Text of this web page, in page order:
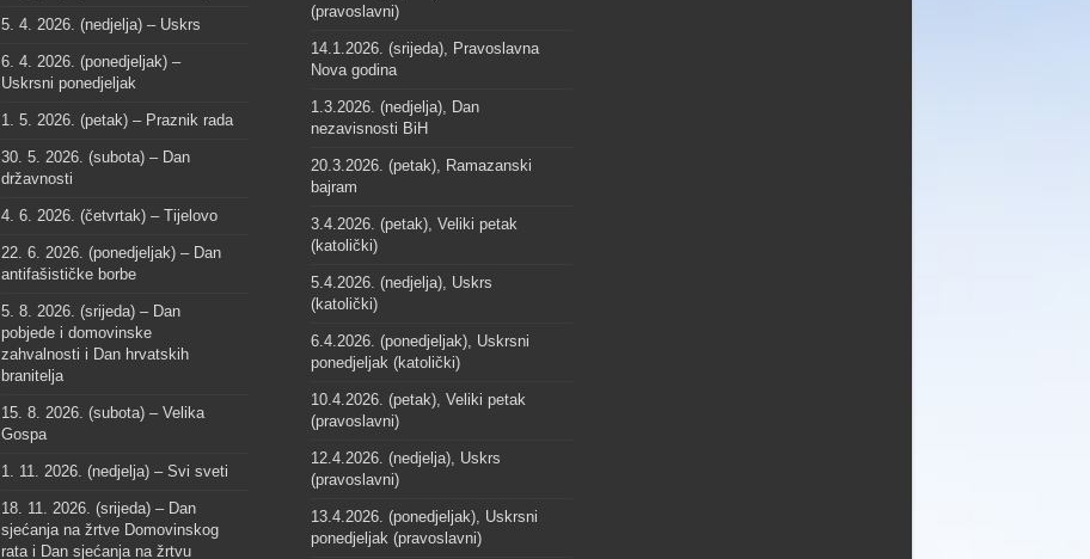
5. 4. 2026. (nedjelja) – Uskrs
6. 4. 2026. (ponedjeljak) –
Uskrsni ponedjeljak
1. 5. 2026. (petak) – Praznik rada
30. 5. 2026. (subota) – Dan
državnosti
4. 6. 2026. (četvrtak) – Tijelovo
22. 6. 2026. (ponedjeljak) – Dan
antifašističke borbe
5. 8. 2026. (srijeda) – Dan
pobjede i domovinske
zahvalnosti i Dan hrvatskih
branitelja
15. 8. 2026. (subota) – Velika
Gospa
1. 11. 2026. (nedjelja) – Svi sveti
18. 11. 2026. (srijeda) – Dan
sjećanja na žrtve Domovinskog
rata i Dan sjećanja na žrtvu
(pravoslavni)
14.1.2026. (srijeda), Pravoslavna
Nova godina
1.3.2026. (nedjelja), Dan
nezavisnosti BiH
20.3.2026. (petak), Ramazanski
bajram
3.4.2026. (petak), Veliki petak
(katolički)
5.4.2026. (nedjelja), Uskrs
(katolički)
6.4.2026. (ponedjeljak), Uskrsni
ponedjeljak (katolički)
10.4.2026. (petak), Veliki petak
(pravoslavni)
12.4.2026. (nedjelja), Uskrs
(pravoslavni)
13.4.2026. (ponedjeljak), Uskrsni
ponedjeljak (pravoslavni)